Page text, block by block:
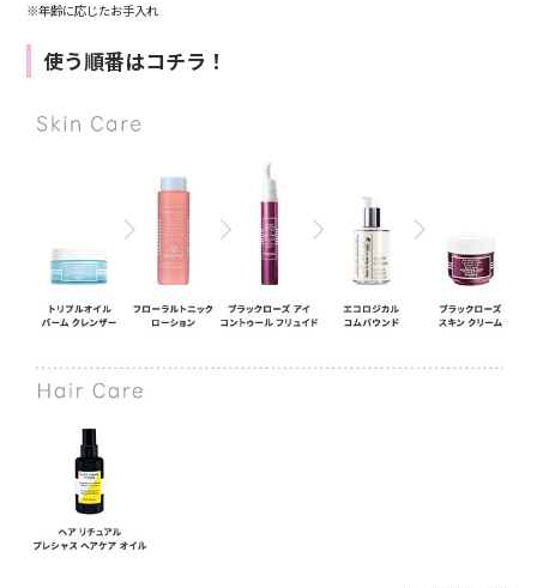
※年齢に応じたお手入れ
使う順番はコチラ！